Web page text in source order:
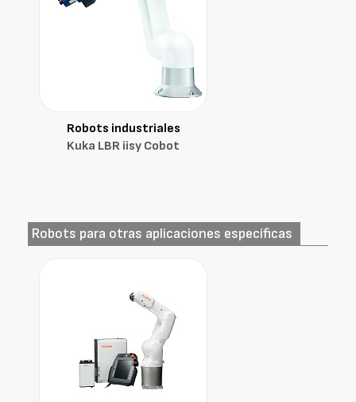
Robots industriales
Kuka LBR iisy Cobot
Robots para otras aplicaciones específicas